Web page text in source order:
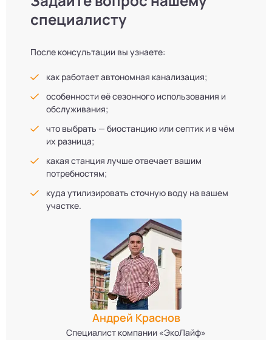
специалисту
После консультации вы узнаете:
как работает автономная канализация;
особенности её сезонного использования и
обслуживания;
что выбрать — биостанцию или септик и в чём
их разница;
какая станция лучше отвечает вашим
потребностям;
куда утилизировать сточную воду на вашем
участке.
Андрей Краснов
Специалист компании «ЭкоЛайф»